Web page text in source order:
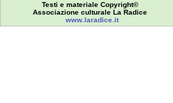
Testi e materiale Copyright©
Associazione culturale La Radice
www.laradice.it